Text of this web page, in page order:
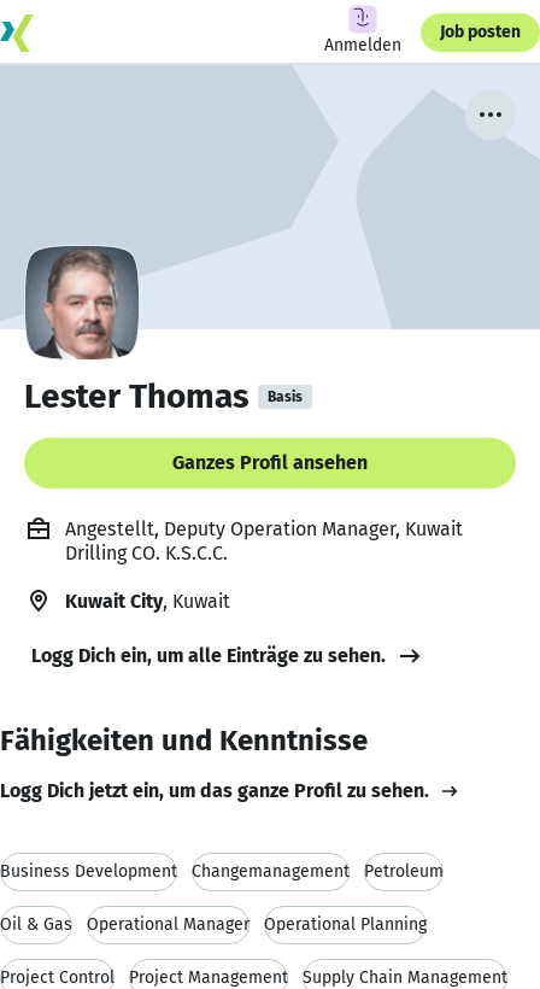
Anmelden
Job posten
Lester Thomas Basis
Ganzes Profil ansehen
Angestellt, Deputy Operation Manager, Kuwait
Drilling CO. K.S.C.C.
Kuwait City, Kuwait
Logg Dich ein, um alle Einträge zu sehen.
Fähigkeiten und Kenntnisse
Logg Dich jetzt ein, um das ganze Profil zu sehen.
Business Development Changemanagement Petroleum
Oil & Gas Operational Manager Operational Planning
Project Control Project Management Supply Chain Management